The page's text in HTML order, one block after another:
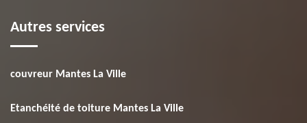
Autres services
couvreur Mantes La Ville
Etanchéité de toiture Mantes La Ville